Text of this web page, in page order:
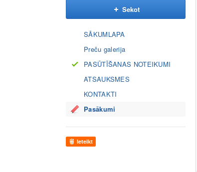
Sekot
SĀKUMLAPA
Preču galerija
PASŪTĪŠANAS NOTEIKUMI
ATSAUKSMES
KONTAKTI
Pasākumi
Ieteikt